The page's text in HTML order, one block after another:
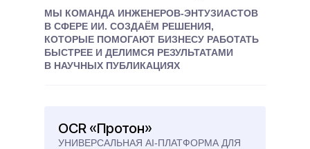
МЫ КОМАНДА ИНЖЕНЕРОВ-ЭНТУЗИАСТОВ
В СФЕРЕ ИИ. СОЗДАЁМ РЕШЕНИЯ,
КОТОРЫЕ ПОМОГАЮТ БИЗНЕСУ РАБОТАТЬ
БЫСТРЕЕ И ДЕЛИМСЯ РЕЗУЛЬТАТАМИ
В НАУЧНЫХ ПУБЛИКАЦИЯХ
OCR «Протон»
УНИВЕРСАЛЬНАЯ AI-ПЛАТФОРМА ДЛЯ